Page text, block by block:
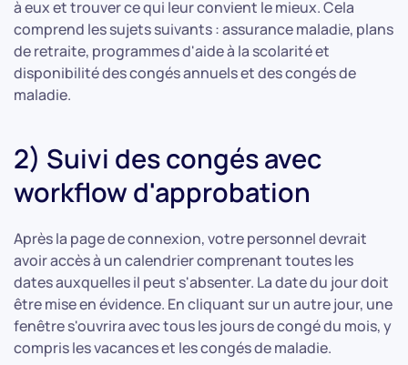
à eux et trouver ce qui leur convient le mieux. Cela
comprend les sujets suivants : assurance maladie, plans
de retraite, programmes d'aide à la scolarité et
disponibilité des congés annuels et des congés de
maladie.
2) Suivi des congés avec
workflow d'approbation
Après la page de connexion, votre personnel devrait
avoir accès à un calendrier comprenant toutes les
dates auxquelles il peut s'absenter. La date du jour doit
être mise en évidence. En cliquant sur un autre jour, une
fenêtre s'ouvrira avec tous les jours de congé du mois, y
compris les vacances et les congés de maladie.